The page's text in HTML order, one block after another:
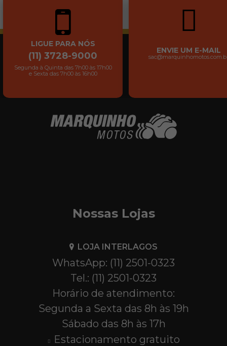
LIGUE PARA NÓS
(11) 3728-9000
Segunda à Quinta das 7h00 às 17h00
e Sexta das 7h00 às 16h00
ENVIE UM E-MAIL
Nossas Lojas
LOJA INTERLAGOS
WhatsApp: (11) 2501-0323
Tel.: (11) 2501-0323
Horário de atendimento:
Segunda a Sexta das 8h às 19h
Sábado das 8h às 17h
Estacionamento gratuito